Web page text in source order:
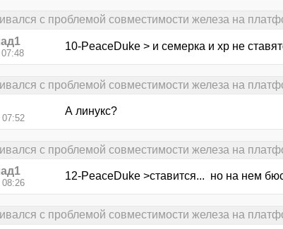
с проблемой совместимости железа на
10-PeaceDuke > и семерка и хр не
с проблемой совместимости железа на
07:52
А линукс?
с проблемой совместимости железа на
08:26
12-PeaceDuke >ставится... но на нем
с проблемой совместимости железа на